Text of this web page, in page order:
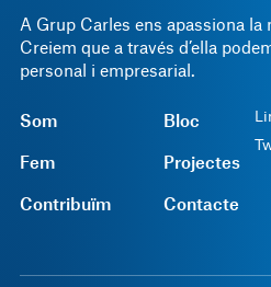
A Grup Carles ens apassiona la
Creiem que a través d’ella
personal i empresarial.
Som
Fem
Contribuïm
Bloc
Projectes
Contacte